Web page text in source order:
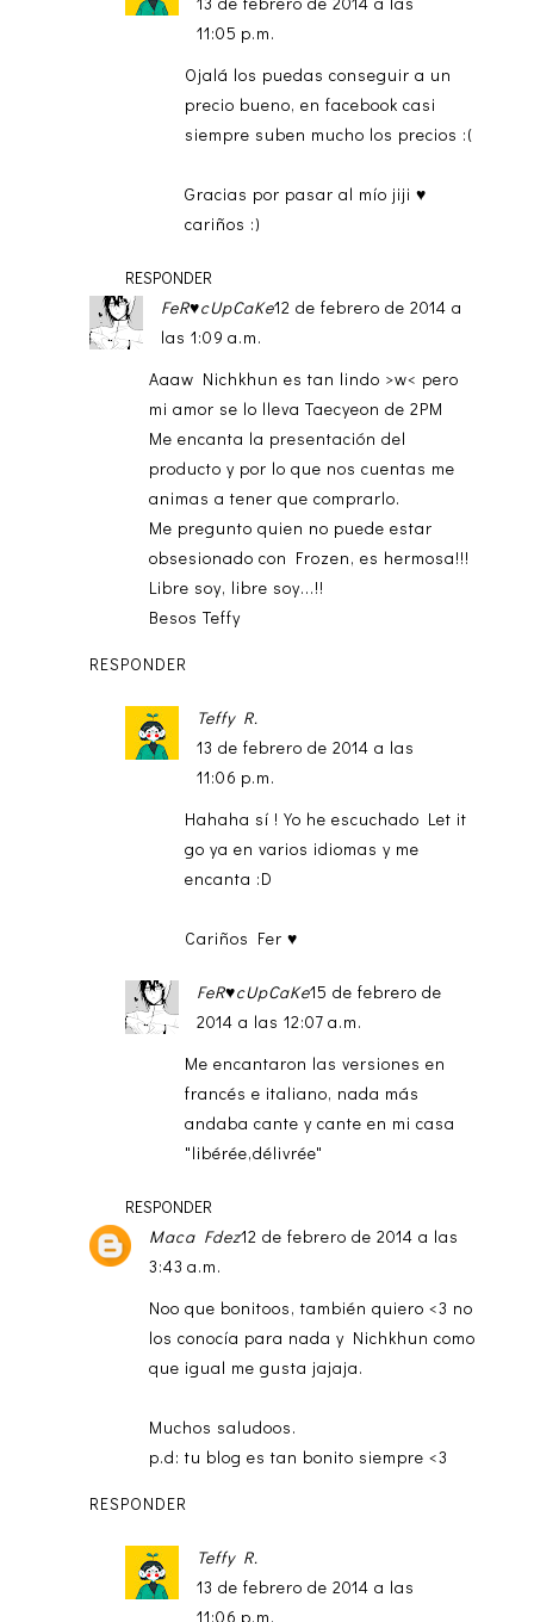
11:05 p.m.
Ojalá los puedas conseguir a un
precio bueno, en facebook casi
siempre suben mucho los precios :(
Gracias por pasar al mío jiji ♥
cariños :)
RESPONDER
FeR♥cUpCaKe12 de febrero de 2014 a
las 1:09 a.m.
Aaaw Nichkhun es tan lindo >w< pero
mi amor se lo lleva Taecyeon de 2PM
Me encanta la presentación del
producto y por lo que nos cuentas me
animas a tener que comprarlo.
Me pregunto quien no puede estar
obsesionado con Frozen, es hermosa!!!
Libre soy, libre soy...!!
Besos Teffy
RESPONDER
Teffy R.
13 de febrero de 2014 a las
11:06 p.m.
Hahaha sí ! Yo he escuchado Let it
go ya en varios idiomas y me
encanta :D
Cariños Fer ♥
FeR♥cUpCaKe15 de febrero de
2014 a las 12:07 a.m.
Me encantaron las versiones en
francés e italiano, nada más
andaba cante y cante en mi casa
"libérée,délivrée"
RESPONDER
Maca Fdez12 de febrero de 2014 a las
3:43 a.m.
Noo que bonitoos, también quiero <3 no
los conocía para nada y Nichkhun como
que igual me gusta jajaja.
Muchos saludoos.
p.d: tu blog es tan bonito siempre <3
RESPONDER
Teffy R.
13 de febrero de 2014 a las
11:06 p.m.